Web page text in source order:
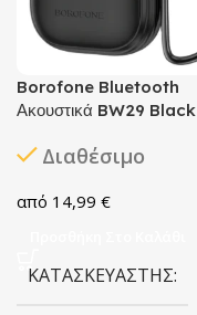
Borofone Bluetooth
Ακουστικά BW29 Black
Διαθέσιμο
14,99 €
ΚΑΤΑΣΚΕΥΑΣΤΉΣ